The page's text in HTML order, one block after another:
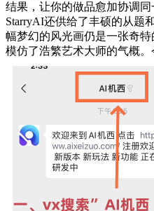
结果，让你的做品愈加协调
StarryAI还供给了丰硕的从题
幅梦幻的风光画仍是一张奇
模仿了浩繁艺术大师的气概。